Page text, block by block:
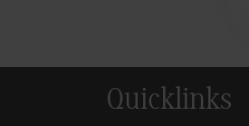
Quicklinks